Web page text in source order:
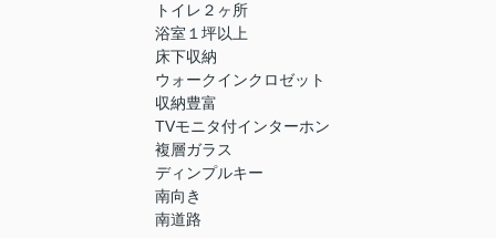
トイレ２ヶ所
浴室１坪以上
床下収納
ウォークインクロゼット
収納豊富
TVモニタ付インターホン
複層ガラス
ディンプルキー
南向き
南道路